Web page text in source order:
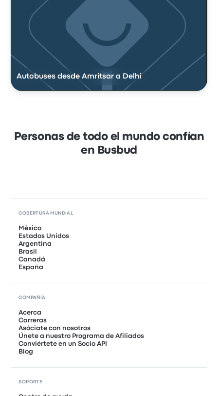
Autobuses desde Amritsar a Delhi
Personas de todo el mundo confían
en Busbud
COBERTURA MUNDIAL
México
Estados Unidos
Argentina
Brasil
Canadá
España
COMPAÑÍA
Acerca
Carreras
Asóciate con nosotros
Únete a nuestro Programa de Afiliados
Conviértete en un Socio API
Blog
SOPORTE